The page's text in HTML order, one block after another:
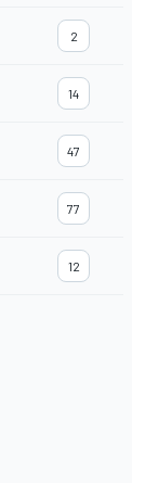
2
14
47
77
12